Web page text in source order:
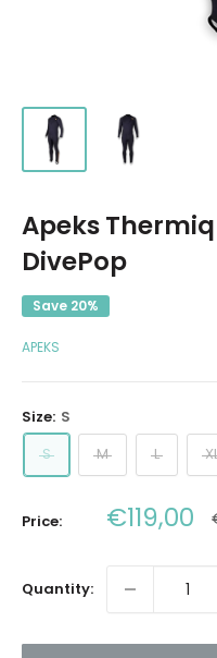
Apeks
DivePop
Save 20%
APEKS
Size: S
S
M L
Price: Sale
price
€119,00
Quantity: